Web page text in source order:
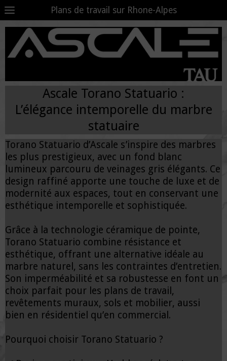
Plans de travail sur Rhone-Alpes
Ascale Torano Statuario :
L’élégance intemporelle du marbre
statuaire
Torano Statuario d’Ascale s’inspire des marbres
les plus prestigieux, avec un fond blanc
lumineux parcouru de veinages gris élégants. Ce
design raffiné apporte une touche de luxe et de
modernité aux espaces, tout en conservant une
esthétique intemporelle et sophistiquée.
Grâce à la technologie céramique de pointe,
Torano Statuario combine résistance et
esthétique, offrant une alternative idéale au
marbre naturel, sans les contraintes d’entretien.
Son imperméabilité et sa robustesse en font un
choix parfait pour les plans de travail,
revêtements muraux, sols et mobilier, aussi
bien en résidentiel qu’en commercial.
Pourquoi choisir Torano Statuario ?